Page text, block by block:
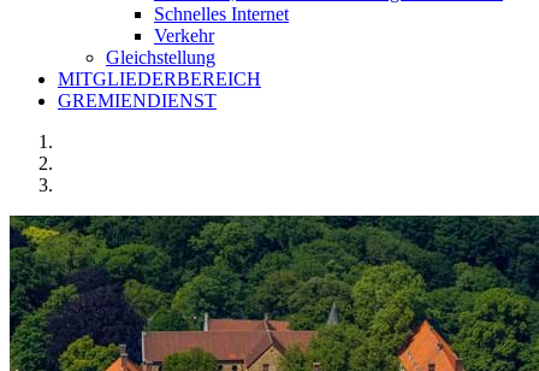
Schnelles Internet
Verkehr
Gleichstellung
MITGLIEDERBEREICH
GREMIENDIENST